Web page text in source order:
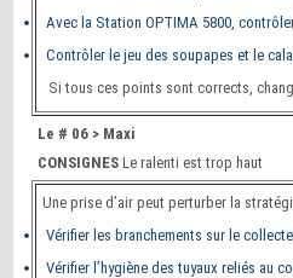
Avec la Station OPTIMA 5800,
Contrôler le jeu des soupapes et le
Si tous ces points sont corrects,
Le # 06 > Maxi
CONSIGNES Le ralenti est trop haut
Une prise d’air peut perturber la
Vérifier les branchements sur le
Vérifier l’hygiène des tuyaux reliés au